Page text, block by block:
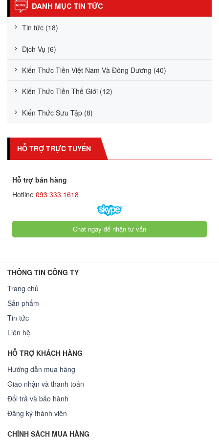
DANH MỤC TIN TỨC
Tin tức (18)
Dịch Vụ (6)
Kiến Thức Tiền Việt Nam Và Đông Dương (40)
Kiến Thức Tiền Thế Giới (12)
Kiến Thức Sưu Tập (8)
HỖ TRỢ TRỰC TUYẾN
Hỗ trợ bán hàng
Hotline 093 333 1618
Chat ngay để nhận tư vấn
THÔNG TIN CÔNG TY
Trang chủ
Sản phẩm
Tin tức
Liên hệ
HỖ TRỢ KHÁCH HÀNG
Hướng dẫn mua hàng
Giao nhận và thanh toán
Đổi trả và bảo hành
Đăng ký thành viên
CHÍNH SÁCH MUA HÀNG